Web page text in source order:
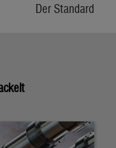
Der Standard